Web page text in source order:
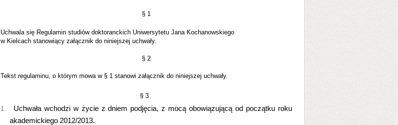
§ 1
Uchwala się Regulamin studiów doktoranckich Uniwersytetu Jana Kochanowskiego
w Kielcach stanowiący załącznik do niniejszej uchwały.
§ 2
Tekst regulaminu, o którym mowa w § 1 stanowi załącznik do niniejszej uchwały.
§ 3
1.
Uchwała wchodzi w życie z dniem podjęcia, z mocą obowiązującą od początku roku
akademickiego 2012/2013.